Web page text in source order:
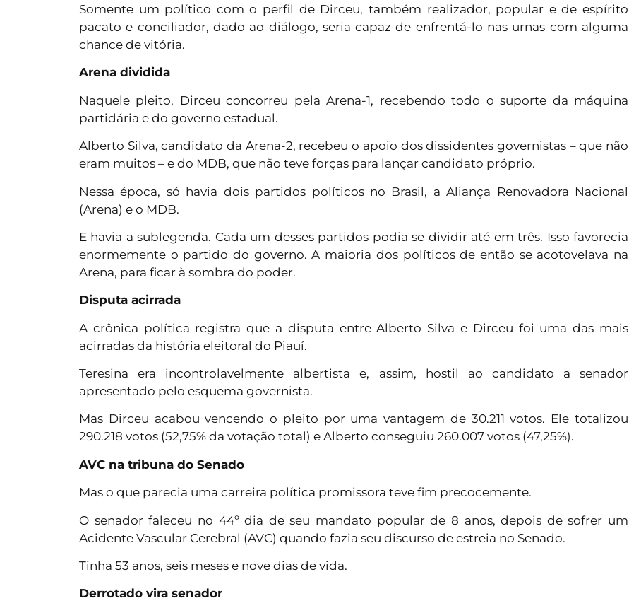
Somente um político com o perfil de Dirceu, também realizador, popular e de espírito
pacato e conciliador, dado ao diálogo, seria capaz de enfrentá-lo nas urnas com alguma
chance de vitória.
Arena dividida
Naquele pleito, Dirceu concorreu pela Arena-1, recebendo todo o suporte da máquina
partidária e do governo estadual.
Alberto Silva, candidato da Arena-2, recebeu o apoio dos dissidentes governistas – que não
eram muitos – e do MDB, que não teve forças para lançar candidato próprio.
Nessa época, só havia dois partidos políticos no Brasil, a Aliança Renovadora Nacional
(Arena) e o MDB.
E havia a sublegenda. Cada um desses partidos podia se dividir até em três. Isso favorecia
enormemente o partido do governo. A maioria dos políticos de então se acotovelava na
Arena, para ficar à sombra do poder.
Disputa acirrada
A crônica política registra que a disputa entre Alberto Silva e Dirceu foi uma das mais
acirradas da história eleitoral do Piauí.
Teresina era incontrolavelmente albertista e, assim, hostil ao candidato a senador
apresentado pelo esquema governista.
Mas Dirceu acabou vencendo o pleito por uma vantagem de 30.211 votos. Ele totalizou
290.218 votos (52,75% da votação total) e Alberto conseguiu 260.007 votos (47,25%).
AVC na tribuna do Senado
Mas o que parecia uma carreira política promissora teve fim precocemente.
O senador faleceu no 44º dia de seu mandato popular de 8 anos, depois de sofrer um
Acidente Vascular Cerebral (AVC) quando fazia seu discurso de estreia no Senado.
Tinha 53 anos, seis meses e nove dias de vida.
Derrotado vira senador